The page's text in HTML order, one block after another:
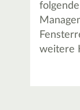
weitere